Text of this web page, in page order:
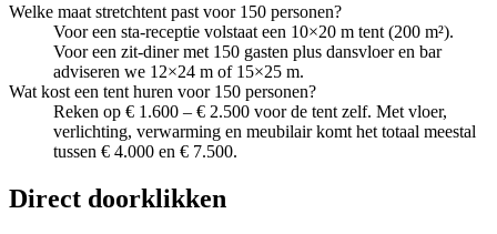
Welke maat stretchtent past voor 150 personen?
Voor een sta-receptie volstaat een 10×20 m tent (200 m²).
Voor een zit-diner met 150 gasten plus dansvloer en bar
adviseren we 12×24 m of 15×25 m.
Wat kost een tent huren voor 150 personen?
Reken op € 1.600 – € 2.500 voor de tent zelf. Met vloer,
verlichting, verwarming en meubilair komt het totaal meestal
tussen € 4.000 en € 7.500.
Direct doorklikken